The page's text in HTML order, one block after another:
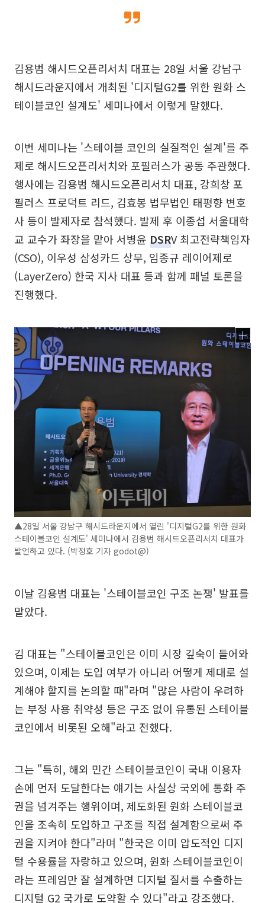
김용범 해시드오픈리서치 대표는 28일 서울 강남구
해시드라운지에서 개최된 '디지털G2를 위한 원화 스
테이블코인 설계도' 세미나에서 이렇게 말했다.
이번 세미나는 '스테이블 코인의 실질적인 설계'를 주
제로 해시드오픈리서치와 포필러스가 공동 주관했다.
행사에는 김용범 해시드오픈리서치 대표, 강희창 포
필러스 프로덕트 리드, 김효봉 법무법인 태평향 변호
사 등이 발제자로 참석했다. 발제 후 이종섭 서울대학
교 교수가 좌장을 맡아 서병윤 DSRV 최고전략책임자
(CSO), 이우성 삼성카드 상무, 임종규 레이어제로
(LayerZero) 한국 지사 대표 등과 함께 패널 토론을
진행했다.
▲28일 서울 강남구 해시드라운지에서 열린 '디지털G2를 위한 원화
스테이블코인 설계도' 세미나에서 김용범 해시드오픈리서치 대표가
발언하고 있다. (박정호 기자 godot@)
이날 김용범 대표는 '스테이블코인 구조 논쟁' 발표를
맡았다.
김 대표는 "스테이블코인은 이미 시장 깊숙이 들어와
있으며, 이제는 도입 여부가 아니라 어떻게 제대로 설
계해야 할지를 논의할 때"라며 "많은 사람이 우려하
는 부정 사용 취약성 등은 구조 없이 유통된 스테이블
코인에서 비롯된 오해"라고 전했다.
그는 "특히, 해외 민간 스테이블코인이 국내 이용자
손에 먼저 도달한다는 얘기는 사실상 국외에 통화 주
권을 넘겨주는 행위이며, 제도화된 원화 스테이블코
인을 조속히 도입하고 구조를 직접 설계함으로써 주
권을 지켜야 한다"라며 "한국은 이미 압도적인 디지
털 수용률을 자랑하고 있으며, 원화 스테이블코인이
라는 프레임만 잘 설계하면 디지털 질서를 수출하는
디지털 G2 국가로 도약할 수 있다"라고 강조했다.